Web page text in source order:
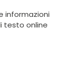
informazioni
testo online